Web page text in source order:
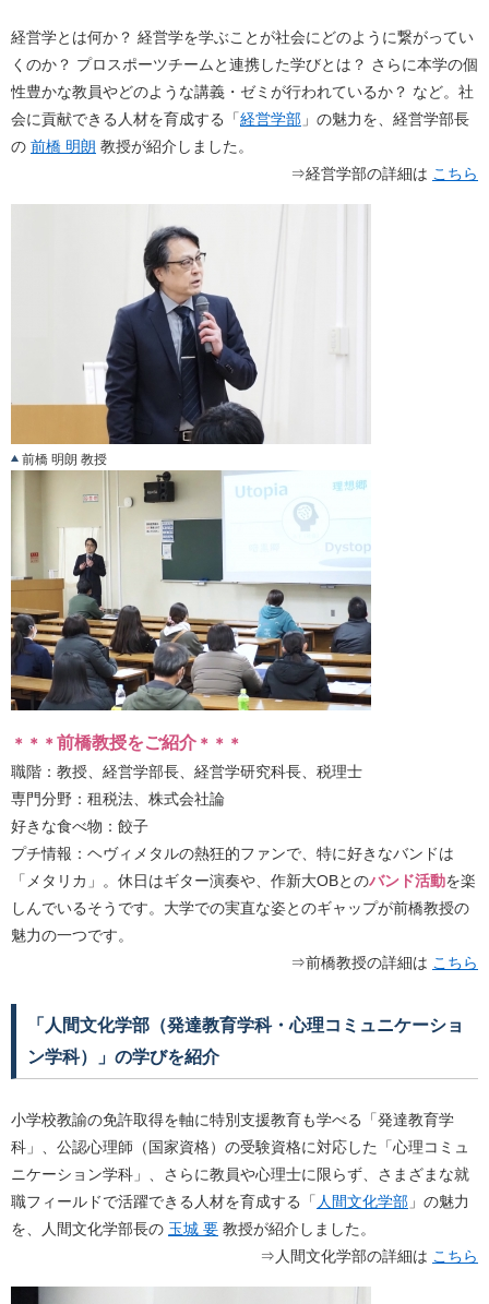
経営学とは何か？ 経営学を学ぶことが社会にどのように繋がってい
くのか？ プロスポーツチームと連携した学びとは？ さらに本学の個
性豊かな教員やどのような講義・ゼミが行われているか？ など。社
会に貢献できる人材を育成する「経営学部 」の魅力を、経営学部長
の 前橋 明朗 教授が紹介しました。
⇒経営学部の詳細は こちら
前橋 明朗 教授
＊＊＊前橋教授をご紹介 ＊＊＊
職階：教授、経営学部長、経営学研究科長、税理士
専門分野：租税法、株式会社論
好きな食べ物：餃子
プチ情報：ヘヴィメタルの熱狂的ファンで、特に好きなバンドは
「メタリカ」。休日はギター演奏や、作新大OBとのバンド活動を楽
しんでいるそうです。大学での実直な姿とのギャップが前橋教授の
魅力の一つです。
⇒前橋教授の詳細は こちら
「人間文化学部（発達教育学科・心理コミュニケーショ
ン学科）」の学びを紹介
小学校教諭の免許取得を軸に特別支援教育も学べる「発達教育学
科」、公認心理師（国家資格）の受験資格に対応した「心理コミュ
ニケーション学科」、さらに教員や心理士に限らず、さまざまな就
職フィールドで活躍できる人材を育成する「 人間文化学部 」の魅力
を、人間文化学部長の 玉城 要 教授が紹介しました。
⇒人間文化学部の詳細は こちら